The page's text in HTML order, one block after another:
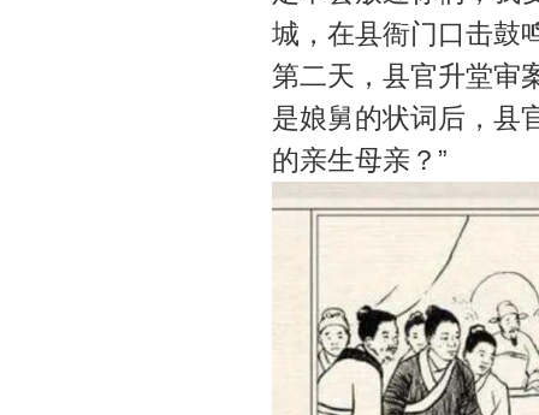
城，在县衙门口击鼓
第二天，县官升堂审
是娘舅的状词后，县
的亲生母亲？”